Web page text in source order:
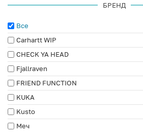
БРЕНД
Все
Carhartt WIP
CHECK YA HEAD
Fjallraven
FRIEND FUNCTION
KUKA
Kusto
Меч